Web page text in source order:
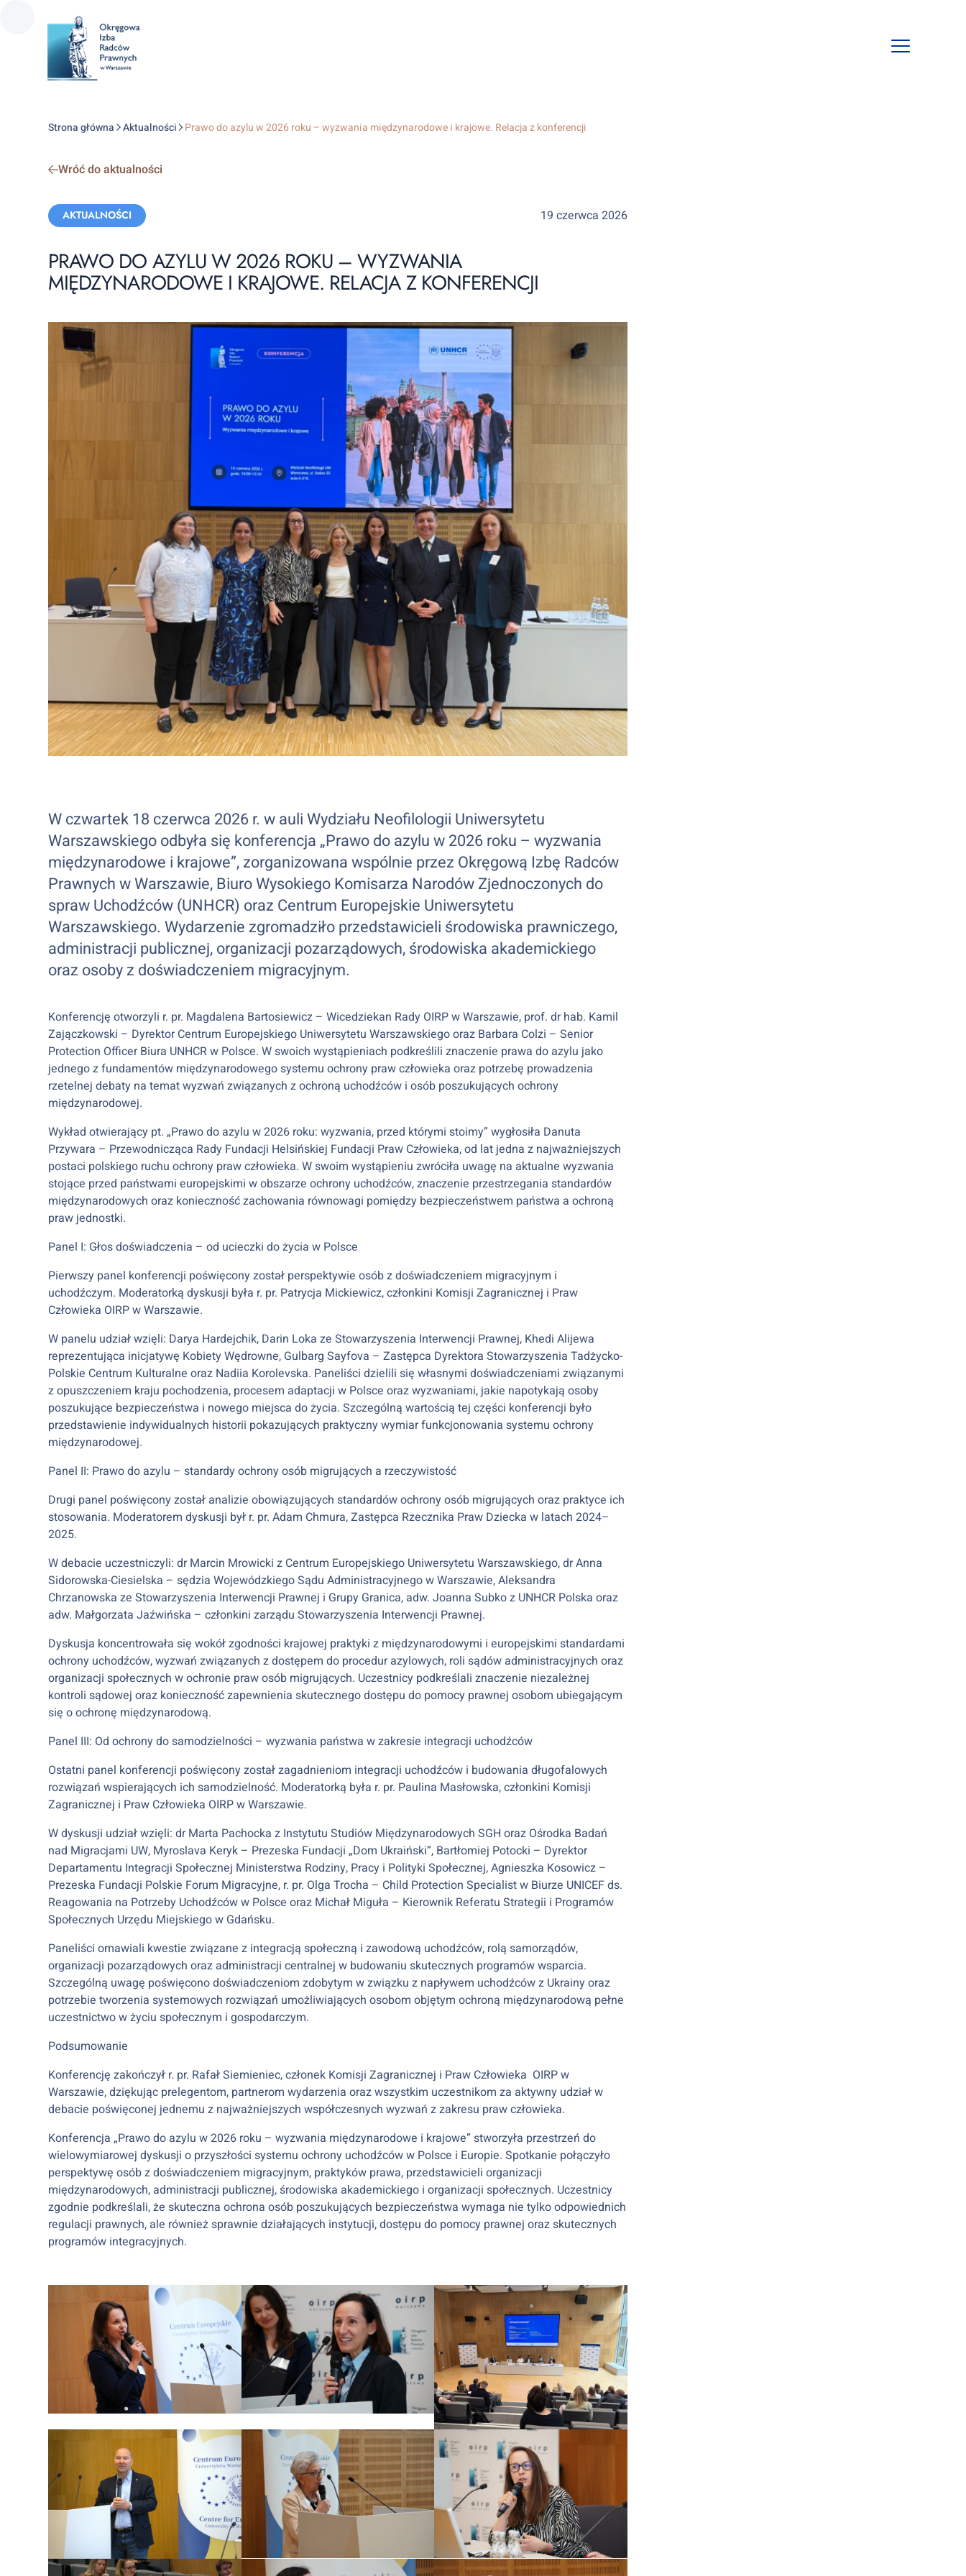
Open
Strona główna Aktualności Prawo do azylu w 2026 roku – wyzwania międzynarodowe i krajowe. Relacja z konferencji
Wróć do aktualności
Categories:
AKTUALNOŚCI 19 czerwca 2026
PRAWO DO AZYLU W 2026 ROKU – WYZWANIA
MIĘDZYNARODOWE I KRAJOWE. RELACJA Z KONFERENCJI
W czwartek 18 czerwca 2026 r. w auli Wydziału Neofilologii Uniwersytetu
Warszawskiego odbyła się konferencja „Prawo do azylu w 2026 roku – wyzwania
międzynarodowe i krajowe”, zorganizowana wspólnie przez Okręgową Izbę Radców
Prawnych w Warszawie, Biuro Wysokiego Komisarza Narodów Zjednoczonych do
spraw Uchodźców (UNHCR) oraz Centrum Europejskie Uniwersytetu
Warszawskiego. Wydarzenie zgromadziło przedstawicieli środowiska prawniczego,
administracji publicznej, organizacji pozarządowych, środowiska akademickiego
oraz osoby z doświadczeniem migracyjnym.
Konferencję otworzyli r. pr. Magdalena Bartosiewicz – Wicedziekan Rady OIRP w Warszawie, prof. dr hab. Kamil
Zajączkowski – Dyrektor Centrum Europejskiego Uniwersytetu Warszawskiego oraz Barbara Colzi – Senior
Protection Officer Biura UNHCR w Polsce. W swoich wystąpieniach podkreślili znaczenie prawa do azylu jako
jednego z fundamentów międzynarodowego systemu ochrony praw człowieka oraz potrzebę prowadzenia
rzetelnej debaty na temat wyzwań związanych z ochroną uchodźców i osób poszukujących ochrony
międzynarodowej.
Wykład otwierający pt. „Prawo do azylu w 2026 roku: wyzwania, przed którymi stoimy” wygłosiła Danuta
Przywara – Przewodnicząca Rady Fundacji Helsińskiej Fundacji Praw Człowieka, od lat jedna z najważniejszych
postaci polskiego ruchu ochrony praw człowieka. W swoim wystąpieniu zwróciła uwagę na aktualne wyzwania
stojące przed państwami europejskimi w obszarze ochrony uchodźców, znaczenie przestrzegania standardów
międzynarodowych oraz konieczność zachowania równowagi pomiędzy bezpieczeństwem państwa a ochroną
praw jednostki.
Panel I: Głos doświadczenia – od ucieczki do życia w Polsce
Pierwszy panel konferencji poświęcony został perspektywie osób z doświadczeniem migracyjnym i
uchodźczym. Moderatorką dyskusji była r. pr. Patrycja Mickiewicz, członkini Komisji Zagranicznej i Praw
Człowieka OIRP w Warszawie.
W panelu udział wzięli: Darya Hardejchik, Darin Loka ze Stowarzyszenia Interwencji Prawnej, Khedi Alijewa
reprezentująca inicjatywę Kobiety Wędrowne, Gulbarg Sayfova – Zastępca Dyrektora Stowarzyszenia Tadżycko-
Polskie Centrum Kulturalne oraz Nadiia Korolevska. Paneliści dzielili się własnymi doświadczeniami związanymi
z opuszczeniem kraju pochodzenia, procesem adaptacji w Polsce oraz wyzwaniami, jakie napotykają osoby
poszukujące bezpieczeństwa i nowego miejsca do życia. Szczególną wartością tej części konferencji było
przedstawienie indywidualnych historii pokazujących praktyczny wymiar funkcjonowania systemu ochrony
międzynarodowej.
Panel II: Prawo do azylu – standardy ochrony osób migrujących a rzeczywistość
Drugi panel poświęcony został analizie obowiązujących standardów ochrony osób migrujących oraz praktyce ich
stosowania. Moderatorem dyskusji był r. pr. Adam Chmura, Zastępca Rzecznika Praw Dziecka w latach 2024–
2025.
W debacie uczestniczyli: dr Marcin Mrowicki z Centrum Europejskiego Uniwersytetu Warszawskiego, dr Anna
Sidorowska-Ciesielska – sędzia Wojewódzkiego Sądu Administracyjnego w Warszawie, Aleksandra
Chrzanowska ze Stowarzyszenia Interwencji Prawnej i Grupy Granica, adw. Joanna Subko z UNHCR Polska oraz
adw. Małgorzata Jaźwińska – członkini zarządu Stowarzyszenia Interwencji Prawnej.
Dyskusja koncentrowała się wokół zgodności krajowej praktyki z międzynarodowymi i europejskimi standardami
ochrony uchodźców, wyzwań związanych z dostępem do procedur azylowych, roli sądów administracyjnych oraz
organizacji społecznych w ochronie praw osób migrujących. Uczestnicy podkreślali znaczenie niezależnej
kontroli sądowej oraz konieczność zapewnienia skutecznego dostępu do pomocy prawnej osobom ubiegającym
się o ochronę międzynarodową.
Panel III: Od ochrony do samodzielności – wyzwania państwa w zakresie integracji uchodźców
Ostatni panel konferencji poświęcony został zagadnieniom integracji uchodźców i budowania długofalowych
rozwiązań wspierających ich samodzielność. Moderatorką była r. pr. Paulina Masłowska, członkini Komisji
Zagranicznej i Praw Człowieka OIRP w Warszawie.
W dyskusji udział wzięli: dr Marta Pachocka z Instytutu Studiów Międzynarodowych SGH oraz Ośrodka Badań
nad Migracjami UW, Myroslava Keryk – Prezeska Fundacji „Dom Ukraiński”, Bartłomiej Potocki – Dyrektor
Departamentu Integracji Społecznej Ministerstwa Rodziny, Pracy i Polityki Społecznej, Agnieszka Kosowicz –
Prezeska Fundacji Polskie Forum Migracyjne, r. pr. Olga Trocha – Child Protection Specialist w Biurze UNICEF ds.
Reagowania na Potrzeby Uchodźców w Polsce oraz Michał Miguła – Kierownik Referatu Strategii i Programów
Społecznych Urzędu Miejskiego w Gdańsku.
Paneliści omawiali kwestie związane z integracją społeczną i zawodową uchodźców, rolą samorządów,
organizacji pozarządowych oraz administracji centralnej w budowaniu skutecznych programów wsparcia.
Szczególną uwagę poświęcono doświadczeniom zdobytym w związku z napływem uchodźców z Ukrainy oraz
potrzebie tworzenia systemowych rozwiązań umożliwiających osobom objętym ochroną międzynarodową pełne
uczestnictwo w życiu społecznym i gospodarczym.
Podsumowanie
Konferencję zakończył r. pr. Rafał Siemieniec, członek Komisji Zagranicznej i Praw Człowieka OIRP w
Warszawie, dziękując prelegentom, partnerom wydarzenia oraz wszystkim uczestnikom za aktywny udział w
debacie poświęconej jednemu z najważniejszych współczesnych wyzwań z zakresu praw człowieka.
Konferencja „Prawo do azylu w 2026 roku – wyzwania międzynarodowe i krajowe” stworzyła przestrzeń do
wielowymiarowej dyskusji o przyszłości systemu ochrony uchodźców w Polsce i Europie. Spotkanie połączyło
perspektywę osób z doświadczeniem migracyjnym, praktyków prawa, przedstawicieli organizacji
międzynarodowych, administracji publicznej, środowiska akademickiego i organizacji społecznych. Uczestnicy
zgodnie podkreślali, że skuteczna ochrona osób poszukujących bezpieczeństwa wymaga nie tylko odpowiednich
regulacji prawnych, ale również sprawnie działających instytucji, dostępu do pomocy prawnej oraz skutecznych
programów integracyjnych.